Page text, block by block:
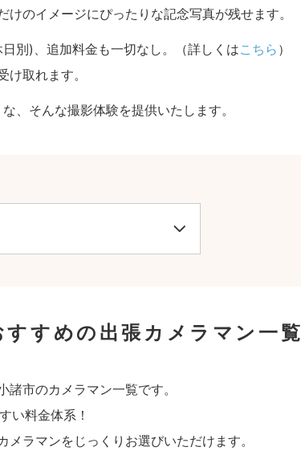
のイメージにぴったりな記念写真が残せます。
別)、追加料金も一切なし。（詳しくはこちら ）
取れます。
、そんな撮影体験を提供いたします。
すめの出張カメラマン一覧
市のカメラマン一覧です。
い料金体系！
ラマンをじっくりお選びいただけます。